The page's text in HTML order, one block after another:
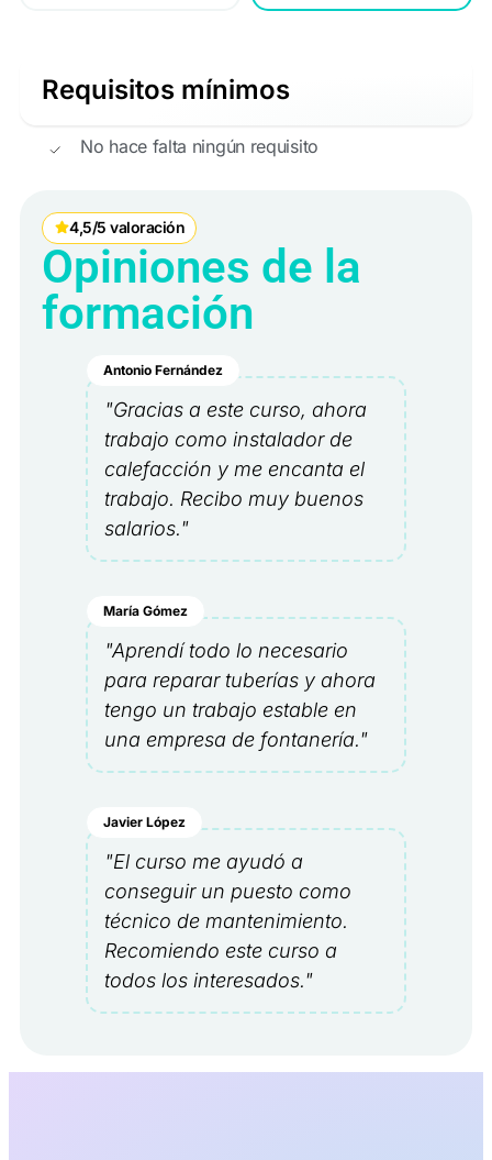
Requisitos mínimos
No hace falta ningún requisito
4,5/5 valoración
Opiniones de la
formación
Antonio Fernández
"Gracias a este curso, ahora
trabajo como instalador de
calefacción y me encanta el
trabajo. Recibo muy buenos
salarios."
María Gómez
"Aprendí todo lo necesario
para reparar tuberías y ahora
tengo un trabajo estable en
una empresa de fontanería."
Javier López
"El curso me ayudó a
conseguir un puesto como
técnico de mantenimiento.
Recomiendo este curso a
todos los interesados."